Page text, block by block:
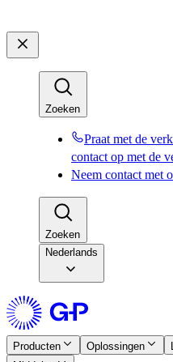
Zoeken​​
Praat met de
contact op met de
Neem contact met
Zoeken​​
Nederlands
Producten​​ Oplossingen​​